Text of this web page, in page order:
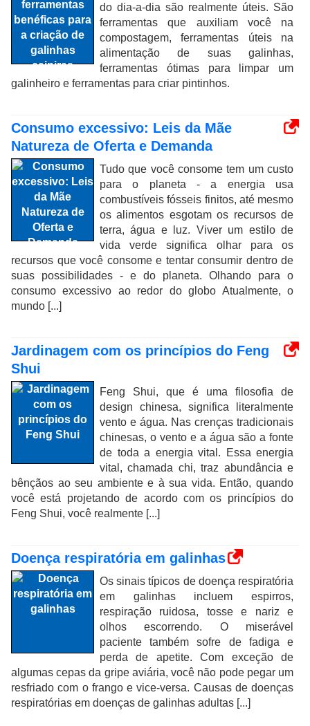
do dia-a-dia são realmente úteis. São
ferramentas que auxiliam você na
compostagem, ferramentas úteis na
alimentação de suas galinhas,
ferramentas ótimas para limpar um
galinheiro e ferramentas para criar pintinhos.
Consumo excessivo: Leis da Mãe
Natureza de Oferta e Demanda
Tudo que você consome tem um custo
para o planeta - a energia usa
combustíveis fósseis finitos, até mesmo
os alimentos esgotam os recursos de
terra, água e luz. Viver um estilo de
vida verde significa olhar para os
recursos que você consome e tentar consumir dentro de
suas possibilidades - e do planeta. Olhando para o
consumo excessivo ao redor do globo Atualmente, o
mundo [...]
Jardinagem com os princípios do Feng
Shui
Feng Shui, que é uma filosofia de
design chinesa, significa literalmente
vento e água. Nas crenças tradicionais
chinesas, o vento e a água são a fonte
de toda a energia vital. Essa energia
vital, chamada chi, traz abundância e
bênçãos ao seu ambiente e à sua vida. Então, quando
você está projetando de acordo com os princípios do
Feng Shui, você realmente [...]
Doença respiratória em galinhas
Os sinais típicos de doença respiratória
em galinhas incluem espirros,
respiração ruidosa, tosse e nariz e
olhos escorrendo. O miserável
paciente também sofre de fadiga e
perda de apetite. Com exceção de
algumas cepas da gripe aviária, você não pode pegar um
resfriado com o frango e vice-versa. Causas de doenças
respiratórias em doenças de galinhas adultas [...]